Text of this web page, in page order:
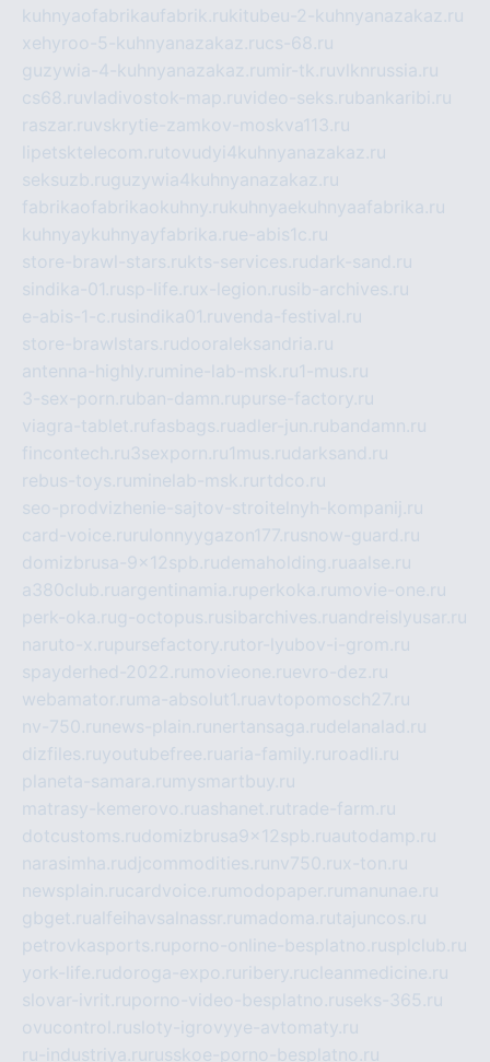
kuhnyaofabrikaufabrik.rukitubeu-2-kuhnyanazakaz.ru
xehyroo-5-kuhnyanazakaz.rucs-68.ru
guzywia-4-kuhnyanazakaz.ru mir-tk.ruvlknrussia.ru
cs68.ruvladivostok-map.ruvideo-seks.rubankaribi.ru
raszar.ruvskrytie-zamkov-moskva113.ru
lipetsktelecom.rutovudyi4kuhnyanazakaz.ru
seksuzb.ruguzywia4kuhnyanazakaz.ru
fabrikaofabrikaokuhny.rukuhnyaekuhnyaafabrika.ru
kuhnyaykuhnyayfabrika.rue-abis1c.ru
store-brawl-stars.rukts-services.rudark-sand.ru
sindika-01.rusp-life.rux-legion.rusib-archives.ru
e-abis-1-c.rusindika01.ruvenda-festival.ru
store-brawlstars.rudooraleksandria.ru
antenna-highly.ru mine-lab-msk.ru1-mus.ru
3-sex-porn.ruban-damn.rupurse-factory.ru
viagra-tablet.rufasbags.ruadler-jun.rubandamn.ru
fincontech.ru3sexporn.ru1mus.rudarksand.ru
rebus-toys.ru minelab-msk.ru rtdco.ru
seo-prodvizhenie-sajtov-stroitelnyh-kompanij.ru
card-voice.ru rulonnyygazon177.rusnow-guard.ru
domizbrusa-9x12spb.rudemaholding.ruaalse.ru
a380club.ruargentinamia.ruperkoka.ru movie-one.ru
perk-oka.rug-octopus.rusibarchives.ruandreislyusar.ru
naruto-x.rupursefactory.rutor-lyubov-i-grom.ru
spayderhed-2022.ru movieone.ruevro-dez.ru
webamator.ru ma-absolut1.ruavtopomosch27.ru
nv-750.ru news-plain.ru nertansaga.rudelanalad.ru
dizfiles.ruyoutubefree.ruaria-family.ru roadli.ru
planeta-samara.ru mysmartbuy.ru
matrasy-kemerovo.ruashanet.rutrade-farm.ru
dotcustoms.rudomizbrusa9x12spb.ruautodamp.ru
narasimha.rudjcommodities.ru nv750.rux-ton.ru
newsplain.rucardvoice.ru modopaper.ru manunae.ru
gbget.rualfeihavsalnassr.ru madoma.rutajuncos.ru
petrovkasports.ruporno-online-besplatno.rusplclub.ru
york-life.rudoroga-expo.ru ribery.rucleanmedicine.ru
slovar-ivrit.ruporno-video-besplatno.ruseks-365.ru
ovucontrol.rusloty-igrovyye-avtomaty.ru
ru-industriya.ru russkoe-porno-besplatno.ru